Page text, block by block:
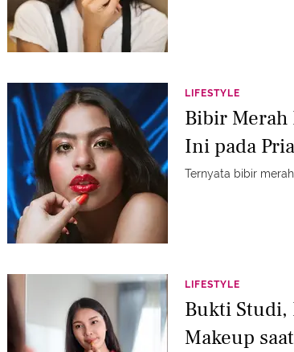
LIFESTYLE
Bibir Merah
Ini pada
Ternyata bibir
LIFESTYLE
Bukti Studi,
Makeup